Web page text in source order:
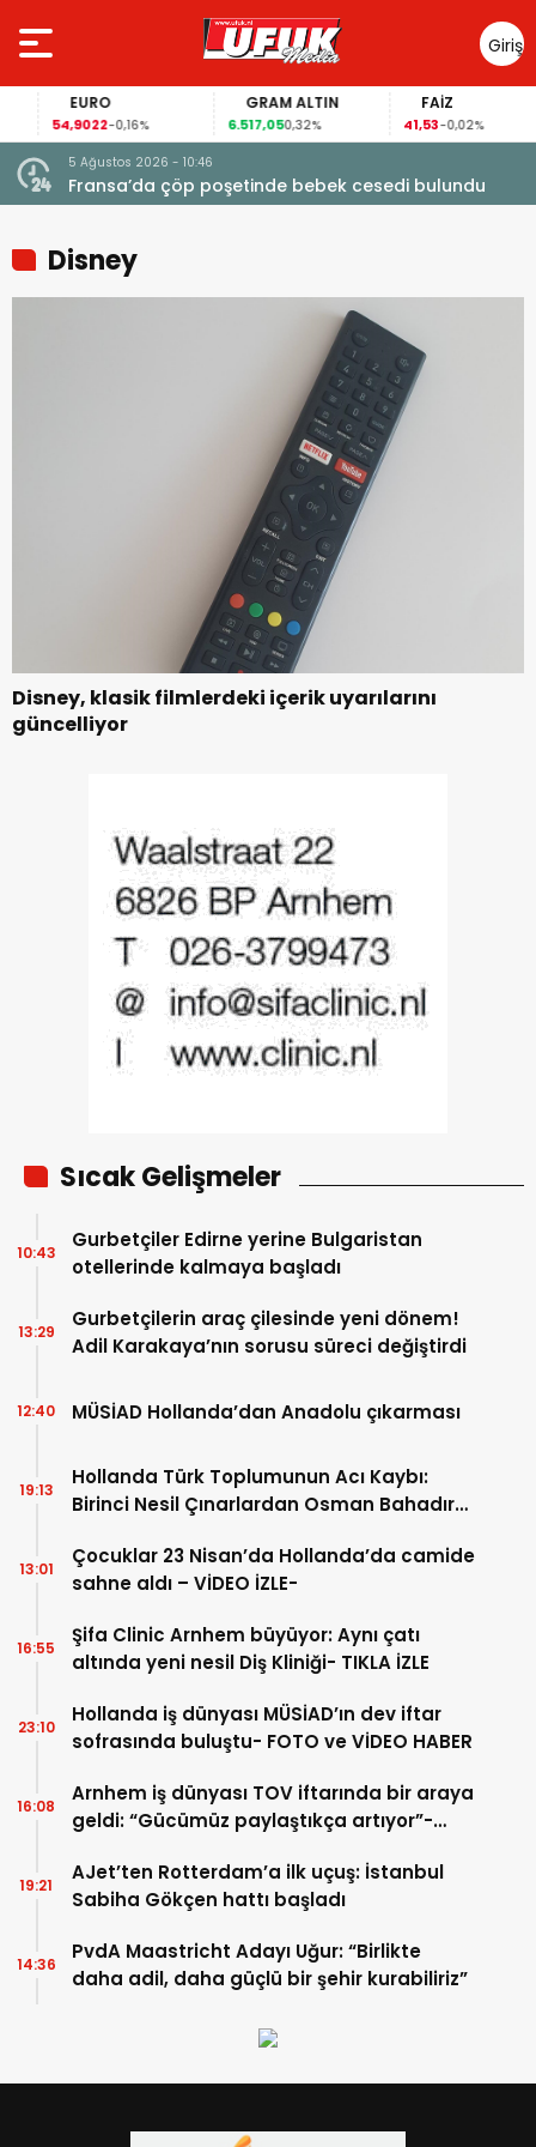
Giriş
Yap
EURO
54,9022-0,16%
GRAM ALTIN
6.517,050,32%
FAİZ
41,53-0,02%
5 Ağustos 2026 - 10:46
Fransa’da çöp poşetinde bebek cesedi bulundu
Disney
Disney, klasik filmlerdeki içerik uyarılarını
güncelliyor
Sıcak Gelişmeler
Gurbetçiler Edirne yerine Bulgaristan
otellerinde kalmaya başladı
10:43
Gurbetçilerin araç çilesinde yeni dönem!
Adil Karakaya’nın sorusu süreci değiştirdi
13:29
MÜSİAD Hollanda’dan Anadolu çıkarması
12:40
Hollanda Türk Toplumunun Acı Kaybı:
Birinci Nesil Çınarlardan Osman Bahadır
19:13
Çocuklar 23 Nisan’da Hollanda’da camide
sahne aldı – VİDEO İZLE-
13:01
Şifa Clinic Arnhem büyüyor: Aynı çatı
altında yeni nesil Diş Kliniği- TIKLA İZLE
16:55
Hollanda iş dünyası MÜSİAD’ın dev iftar
sofrasında buluştu- FOTO ve VİDEO HABER
23:10
Arnhem iş dünyası TOV iftarında bir araya
geldi: “Gücümüz paylaştıkça artıyor”-
16:08
AJet’ten Rotterdam’a ilk uçuş: İstanbul
Sabiha Gökçen hattı başladı
19:21
PvdA Maastricht Adayı Uğur: “Birlikte
daha adil, daha güçlü bir şehir kurabiliriz”
14:36